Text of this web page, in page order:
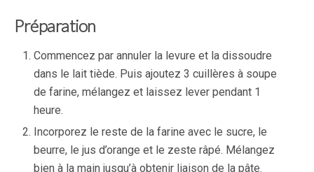
Préparation
Commencez par annuler la levure et la dissoudre
dans le lait tiède. Puis ajoutez 3 cuillères à soupe
de farine, mélangez et laissez lever pendant 1
heure.
Incorporez le reste de la farine avec le sucre, le
beurre, le jus d’orange et le zeste râpé. Mélangez
bien à la main jusqu’à obtenir liaison de la pâte.